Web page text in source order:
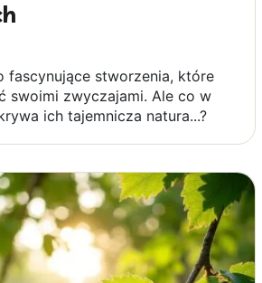
fascynujące stworzenia, które
swoimi zwyczajami. Ale co w
ich tajemnicza natura...?